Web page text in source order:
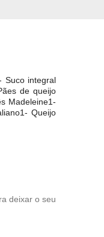
Suco integral
de queijo
Madeleine1-
Queijo
deixar o seu